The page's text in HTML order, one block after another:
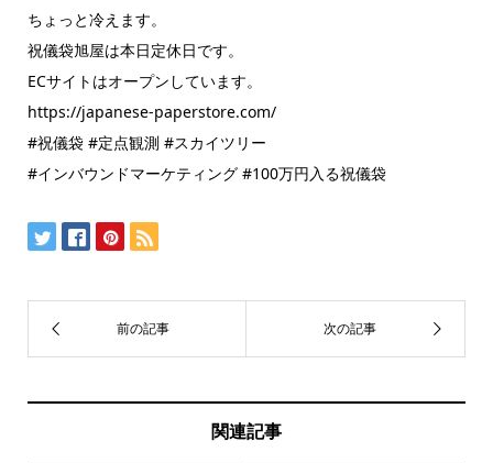
ちょっと冷えます。
祝儀袋旭屋は本日定休日です。
ECサイトはオープンしています。
https://japanese-paperstore.com/
#祝儀袋 #定点観測 #スカイツリー
#インバウンドマーケティング #100万円入る祝儀袋
関連記事